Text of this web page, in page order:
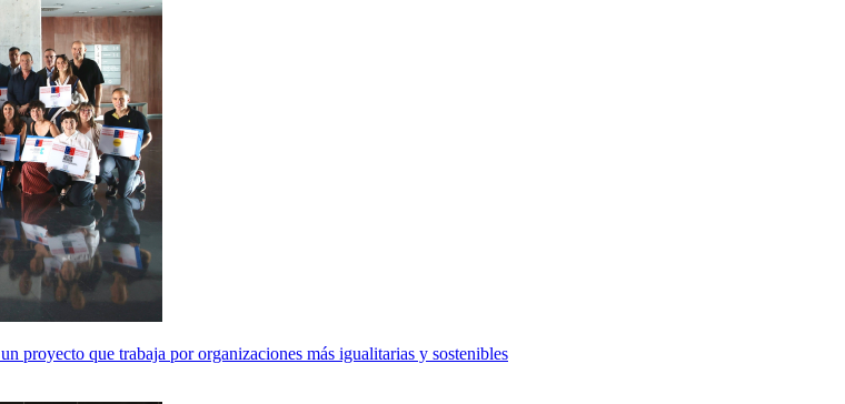
proyecto que trabaja por organizaciones más igualitarias y sostenibles